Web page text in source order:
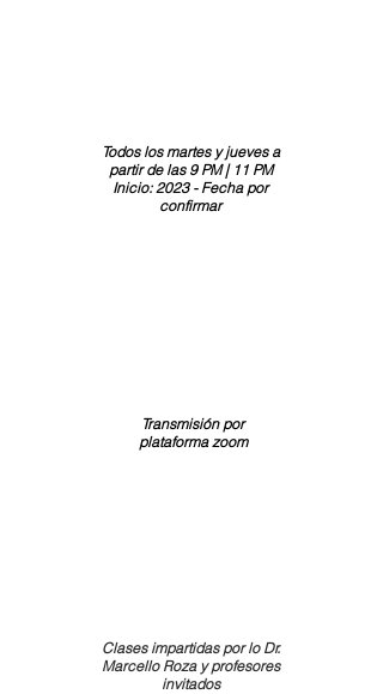
Todos los martes y jueves a
partir de las 9 PM | 11 PM
Inicio: 2023 - Fecha por
confirmar
Transmisión por
plataforma zoom
Clases impartidas por lo Dr.
Marcello Roza y profesores
invitados